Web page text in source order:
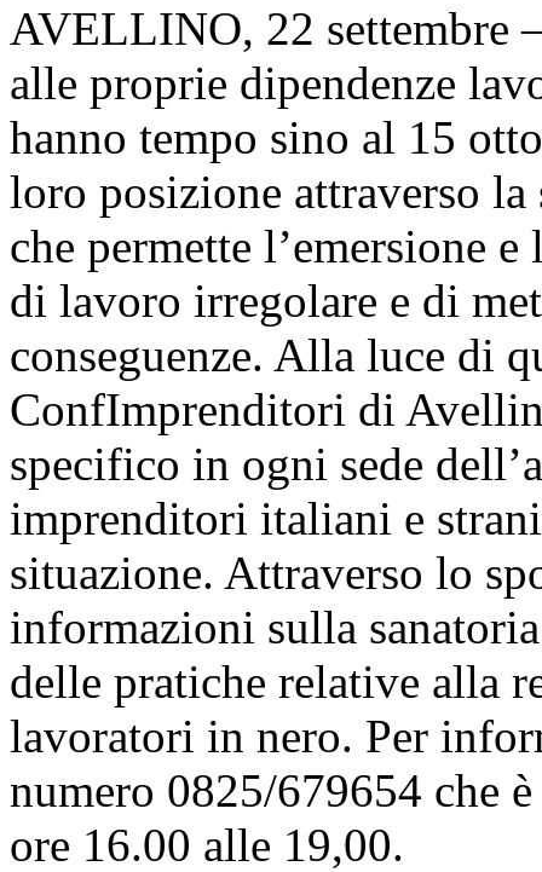
AVELLINO, 22 settembre
alle proprie dipendenze
hanno tempo sino al 15
loro posizione attraverso
che permette l’emersione
di lavoro irregolare e di
conseguenze. Alla luce di
ConfImprenditori di
specifico in ogni sede
imprenditori italiani e
situazione. Attraverso lo
informazioni sulla
delle pratiche relative alla
lavoratori in nero. Per
numero 0825/679654 che
ore 16.00 alle 19,00.